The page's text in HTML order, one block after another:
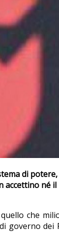
di
accettino
che
governo